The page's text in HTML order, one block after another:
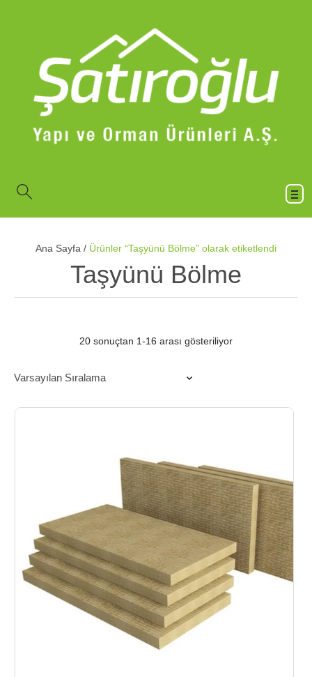
Ana Sayfa / Ürünler “Taşyünü Bölme” olarak etiketlendi
Taşyünü Bölme
20 sonuçtan 1-16 arası gösteriliyor